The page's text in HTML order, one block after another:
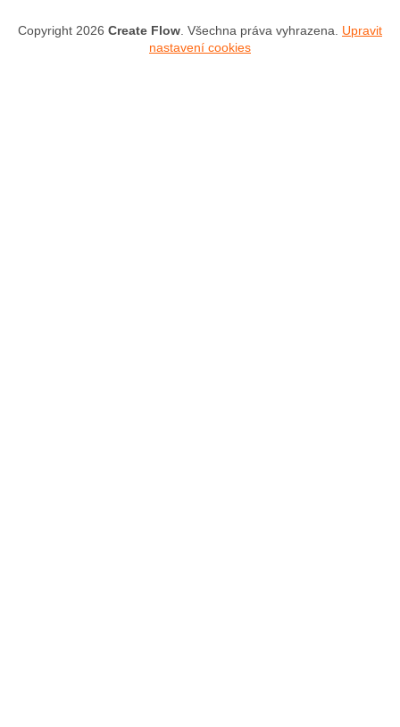
Copyright 2026 Create Flow. Všechna práva vyhrazena. Upravit
nastavení cookies